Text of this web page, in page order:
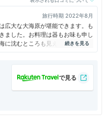
旅行時期 2022年8月
広大な大海原が堪能できます。も
ました。お料理は器もお味も申し
沈むところも見えました。駐車
すが、係の方が誘導してくれま